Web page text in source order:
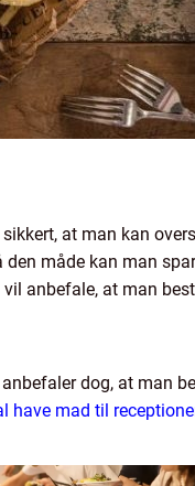
at man kan
måde kan man
anbefale, at man
dog, at man
have mad til